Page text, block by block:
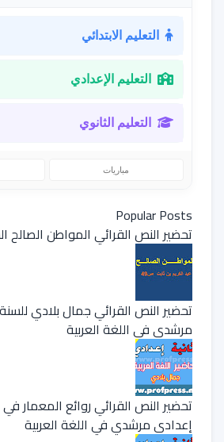
التعليم الابتدائي
التعليم الإعدادي
التعليم الثانوي
مباريات
Popular Posts
تحضير النص القرائي المواطن الصالح
تحضير النص القرائي جمال بلادي
مرشدي في اللغة العربية
تحضير النص القرائي روائع المعمار في
إعدادي مرشدي في اللغة العربية